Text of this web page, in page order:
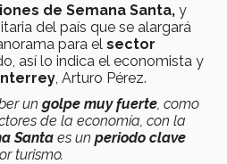
de Semana Santa, y
del país que se alargará
para el sector
así lo indica el economista y
, Arturo Pérez.
un golpe muy fuerte , como
de la economía, con la
Santa es un periodo clave
turismo.